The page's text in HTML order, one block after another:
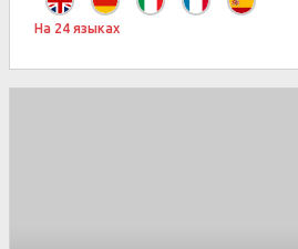
На 24 языках